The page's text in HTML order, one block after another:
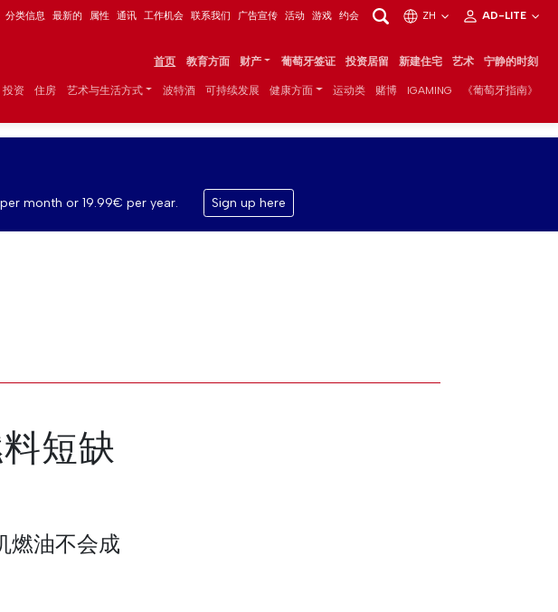
分类信息 最新的 属性 通讯 工作机会 联系我们 广告宣传 活动 游戏 约会 ZH AD-LITE
首页 教育方面 财产 葡萄牙签证 投资居留 新建住宅 艺术 宁静的时刻
投资 住房 艺术与生活方式 波特酒 可持续发展 健康方面 运动类 赌博 IGAMING 《葡萄牙指南》
month or 19.99€ per year. Sign up here
短缺
燃油不会成